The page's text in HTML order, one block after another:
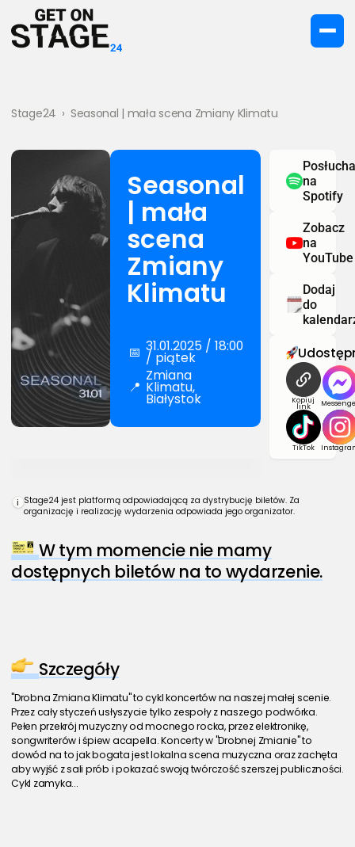
Stage24 › Seasonal | mała scena Zmiany Klimatu
Seasonal
| mała
scena
Zmiany
Klimatu
📅 31.01.2025 / 18:00
/ piątek
📍
Zmiana
Klimatu,
Białystok
na
Spotify
Zobacz
na
YouTube
Dodaj
do
Kopiuj
link
TikTok
i Stage24 jest platformą odpowiadającą za dystrybucję biletów. Za
organizację i realizację wydarzenia odpowiada jego organizator.
W tym momencie nie mamy
dostępnych biletów na to wydarzenie.
Szczegóły
"Drobna Zmiana Klimatu" to cykl koncertów na naszej małej scenie.
Przez cały styczeń usłyszycie tylko zespoły z naszego podwórka.
Pełen przekrój muzyczny od mocnego rocka, przez elektronikę,
songwriterów i śpiew acapella. Koncerty w "Drobnej Zmianie" to
dowód na to jak bogata jest lokalna scena muzyczna oraz zachęta
aby wyjść z sali prób i pokazać swoją twórczość szerszej publiczności.
Cykl zamyka...